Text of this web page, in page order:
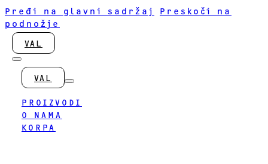
Pređi na glavni sadržaj
Preskoči na
podnožje
VAL
VAL
PROIZVODI
O NAMA
KORPA